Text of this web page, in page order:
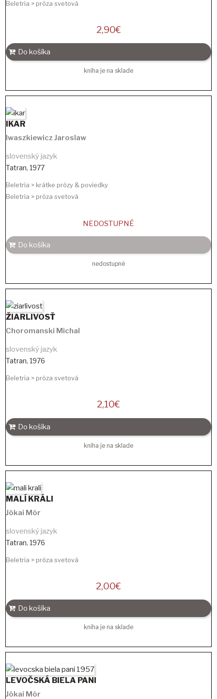
Beletria > próza svetová
2,90€
Do košíka
kniha je na sklade
IKAR
Iwaszkiewicz Jaroslaw
slovenský jazyk
Tatran, 1977
Beletria > krátke prózy & poviedky
Beletria > próza svetová
NEDOSTUPNÉ
Do košíka
nedostupné
ŽIARLIVOSŤ
Choromanski Michal
slovenský jazyk
Tatran, 1976
Beletria > próza svetová
2,10€
Do košíka
kniha je na sklade
MALÍ KRÁLI
Jókai Mór
slovenský jazyk
Tatran, 1976
Beletria > próza svetová
2,00€
Do košíka
kniha je na sklade
LEVOČSKÁ BIELA PANI
Jókai Mór